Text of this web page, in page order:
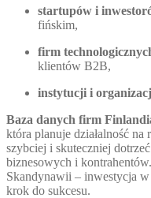
startupów i
fińskim,
firm
klientów B2B,
instytucji i
Baza danych firm
która planuje działalność
szybciej i skuteczniej
biznesowych i
Skandynawii – inwestycja
krok do sukcesu.